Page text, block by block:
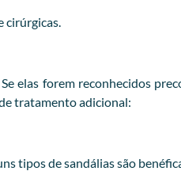
cirúrgicas.
elas forem reconhecidos
tratamento adicional:
tipos de sandálias são